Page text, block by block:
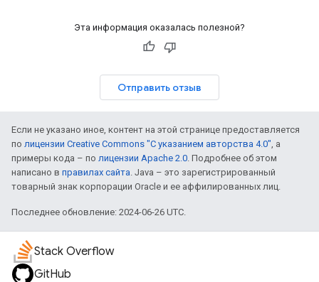
Эта информация оказалась полезной?
Отправить отзыв
Если не указано иное, контент на этой странице предоставляется
по лицензии Creative Commons "С указанием авторства 4.0", а
примеры кода – по лицензии Apache 2.0. Подробнее об этом
написано в правилах сайта. Java – это зарегистрированный
товарный знак корпорации Oracle и ее аффилированных лиц.
Последнее обновление: 2024-06-26 UTC.
Stack Overflow
GitHub